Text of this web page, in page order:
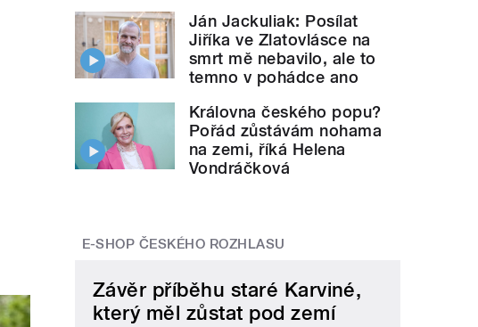
Ján Jackuliak: Posílat
Jiříka ve Zlatovlásce na
smrt mě nebavilo, ale to
temno v pohádce ano
Královna českého popu?
Pořád zůstávám nohama
na zemi, říká Helena
Vondráčková
E-SHOP ČESKÉHO ROZHLASU
Závěr příběhu staré Karviné,
který měl zůstat pod zemí